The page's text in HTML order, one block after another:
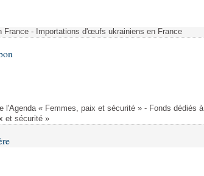
- Importations d'œufs ukrainiens en France
« Femmes, paix et sécurité » - Fonds dédiés à
et sécurité »